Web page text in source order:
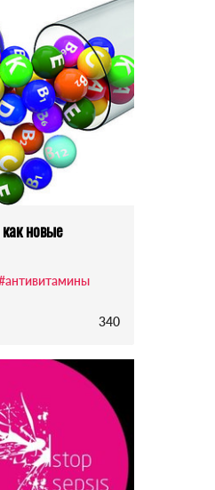
новые
340